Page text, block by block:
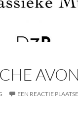
EEN REACTIE